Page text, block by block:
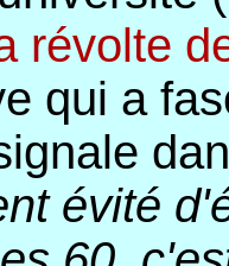
révolte
qui a
évité